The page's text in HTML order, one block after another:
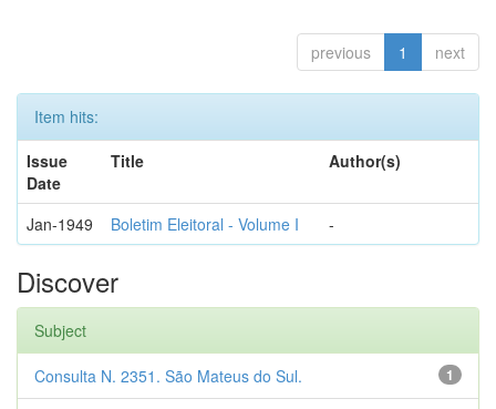
previous 1 next
Item hits:
Issue
Date
Title Author(s)
Jan-1949 Boletim Eleitoral - Volume I -
Discover
Subject
1
Consulta N. 2351. São Mateus do Sul.